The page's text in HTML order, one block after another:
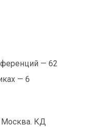
— 62
— 6
КД